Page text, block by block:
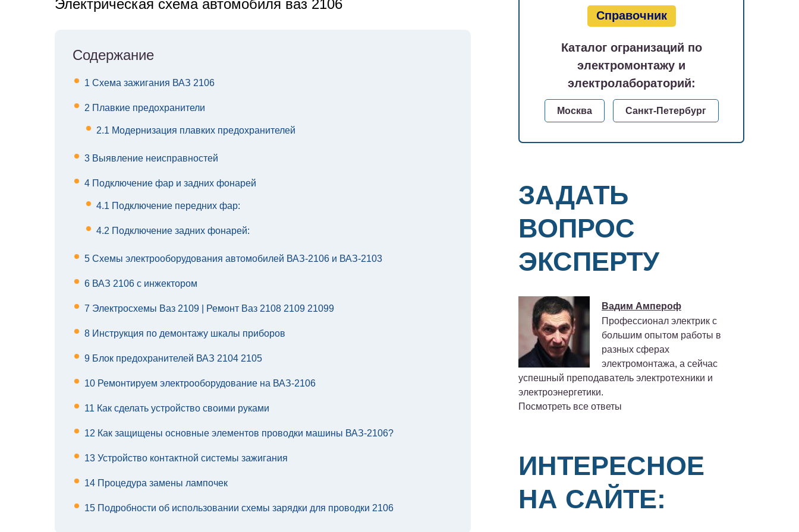
Электрическая схема автомобиля ваз 2106
Содержание
1 Схема зажигания ВАЗ 2106
2 Плавкие предохранители
2.1 Модернизация плавких предохранителей
3 Выявление неисправностей
4 Подключение фар и задних фонарей
4.1 Подключение передних фар:
4.2 Подключение задних фонарей:
5 Схемы электрооборудования автомобилей ВАЗ-2106 и ВАЗ-2103
6 ВАЗ 2106 с инжектором
7 Электросхемы Ваз 2109 | Ремонт Ваз 2108 2109 21099
8 Инструкция по демонтажу шкалы приборов
9 Блок предохранителей ВАЗ 2104 2105
10 Ремонтируем электрооборудование на ВАЗ-2106
11 Как сделать устройство своими руками
12 Как защищены основные элементов проводки машины ВАЗ-2106?
13 Устройство контактной системы зажигания
14 Процедура замены лампочек
15 Подробности об использовании схемы зарядки для проводки 2106
Справочник
Каталог огранизаций по
электромонтажу и
электролабораторий:
Москва Санкт-Петербург
ЗАДАТЬ
ВОПРОС
ЭКСПЕРТУ
Вадим Ампероф
Профессионал электрик с
большим опытом работы в
разных сферах
электромонтажа, а сейчас
успешный преподаватель электротехники и
электроэнергетики.
Посмотреть все ответы
ИНТЕРЕСНОЕ
НА САЙТЕ: